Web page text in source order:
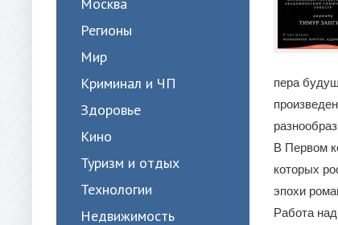
Регионы
Мир
Криминал и ЧП
Здоровье
Кино
Туризм и отдых
Технологии
Недвижимость
пера
В Первом
которых
эпохи
Работа